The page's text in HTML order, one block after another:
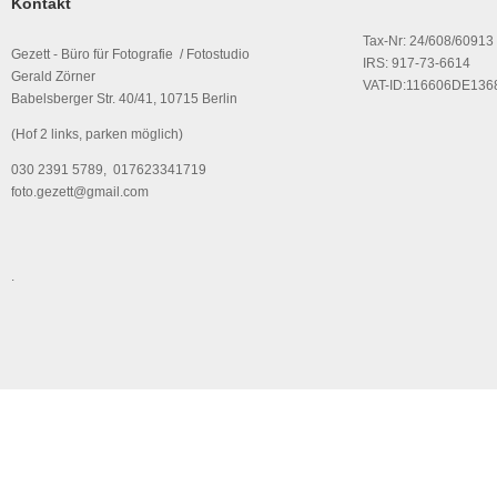
Gezett - Büro für Fotografie / Fotostudio
Gerald Zörner
Babelsberger Str. 40/41, 10715 Berlin
(Hof 2 links, parken möglich)
030 2391 5789, 017623341719
foto.gezett@gmail.com
Tax-Nr: 24/608/60913
IRS: 917-73-6614
VAT-
.